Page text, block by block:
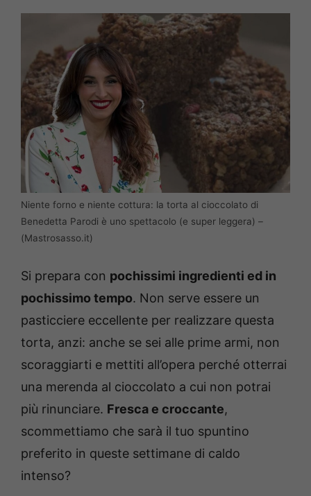
Niente forno e niente cottura: la torta al cioccolato di
Benedetta Parodi è uno spettacolo (e super leggera) –
(Mastrosasso.it)
Si prepara con pochissimi ingredienti ed in
pochissimo tempo. Non serve essere un
pasticciere eccellente per realizzare questa
torta, anzi: anche se sei alle prime armi, non
scoraggiarti e mettiti all’opera perché otterrai
una merenda al cioccolato a cui non potrai
più rinunciare. Fresca e croccante,
scommettiamo che sarà il tuo spuntino
preferito in queste settimane di caldo
intenso?